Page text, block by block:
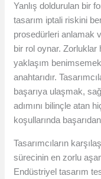
Yanlış doldurulan bir
tasarım iptali riskini
prosedürleri anlamak
bir rol oynar. Zorluklar
yaklaşım
anahtarıdır.
başarıya ulaşmak,
adımını bilinçle atan
koşullarında
Tasarımcıların
sürecinin en zorlu
Endüstriyel tasarım